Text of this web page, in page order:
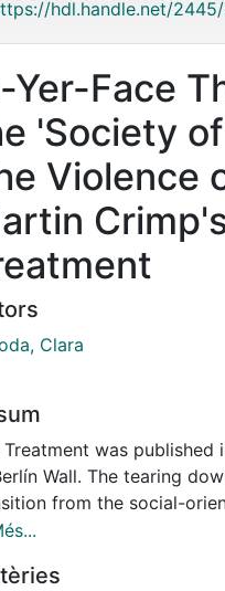
hdl.handle.net/
Yer-Face
'Society
Violence
Clara
Treatment was
Wall. The tearing
from the social-
has benn practised
based on